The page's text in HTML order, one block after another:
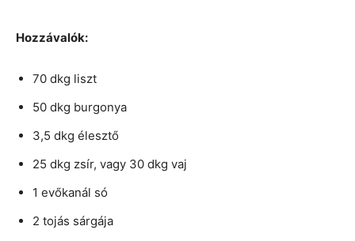
Hozzávalók:
70 dkg liszt
50 dkg burgonya
3,5 dkg élesztő
25 dkg zsír, vagy 30 dkg vaj
1 evőkanál só
2 tojás sárgája